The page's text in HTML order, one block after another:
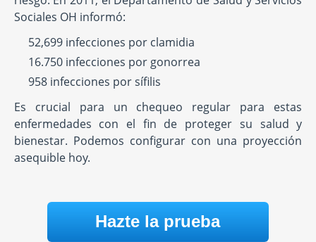
Sociales OH informó:
52,699 infecciones por clamidia
16.750 infecciones por gonorrea
958 infecciones por sífilis
Es crucial para un chequeo regular para estas
enfermedades con el fin de proteger su salud y
bienestar. Podemos configurar con una proyección
asequible hoy.
Hazte la prueba